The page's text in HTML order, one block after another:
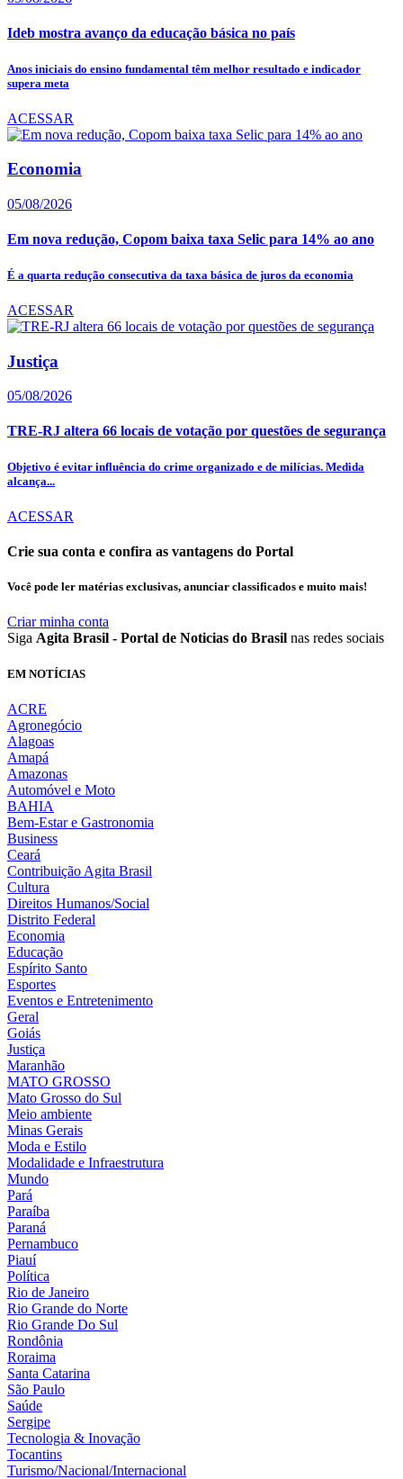
Ideb mostra avanço da educação básica no país
Anos iniciais do ensino fundamental têm melhor resultado e indicador
supera meta
ACESSAR
Economia
05/08/2026
Em nova redução, Copom baixa taxa Selic para 14% ao ano
É a quarta redução consecutiva da taxa básica de juros da economia
ACESSAR
Justiça
05/08/2026
TRE-RJ altera 66 locais de votação por questões de segurança
Objetivo é evitar influência do crime organizado e de milícias. Medida
alcança...
ACESSAR
Crie sua conta e confira as vantagens do Portal
Você pode ler matérias exclusivas, anunciar classificados e muito mais!
Criar minha conta
Siga Agita Brasil - Portal de Noticias do Brasil nas redes sociais
EM NOTÍCIAS
ACRE
Agronegócio
Alagoas
Amapá
Amazonas
Automóvel e Moto
BAHIA
Bem-Estar e Gastronomia
Business
Ceará
Contribuição Agita Brasil
Cultura
Direitos Humanos/Social
Distrito Federal
Economia
Educação
Espírito Santo
Esportes
Eventos e Entretenimento
Geral
Goiás
Justiça
Maranhão
MATO GROSSO
Mato Grosso do Sul
Meio ambiente
Minas Gerais
Moda e Estilo
Modalidade e Infraestrutura
Mundo
Pará
Paraíba
Paraná
Pernambuco
Piauí
Política
Rio de Janeiro
Rio Grande do Norte
Rio Grande Do Sul
Rondônia
Roraima
Santa Catarina
São Paulo
Saúde
Sergipe
Tecnologia & Inovação
Tocantins
Turismo/Nacional/Internacional